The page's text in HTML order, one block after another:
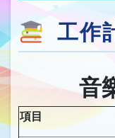
工作
音
項目